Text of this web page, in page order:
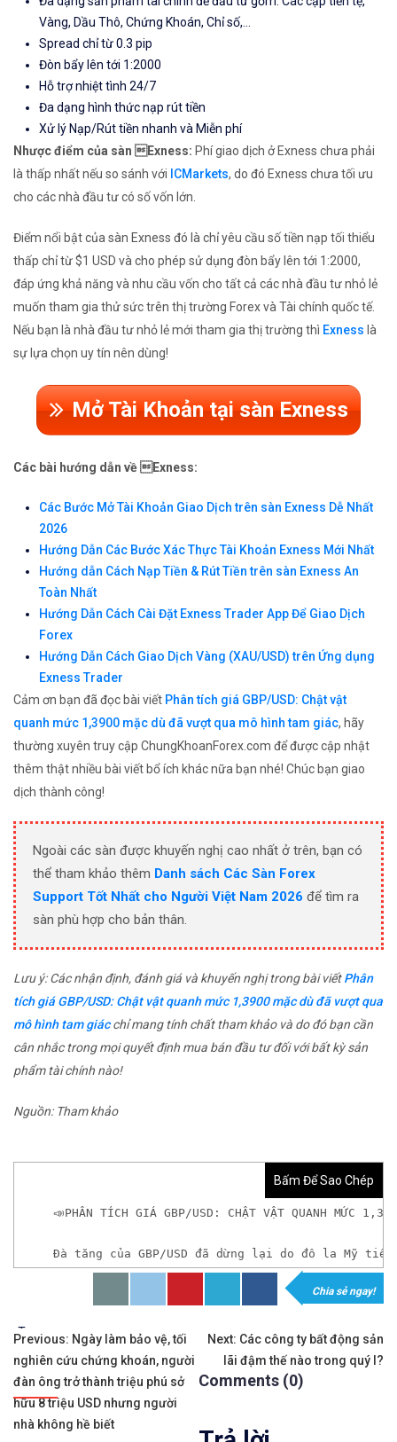
Vàng, Dầu Thô, Chứng Khoán, Chỉ số,...
Spread chỉ từ 0.3 pip
Đòn bẩy lên tới 1:2000
Hỗ trợ nhiệt tình 24/7
Đa dạng hình thức nạp rút tiền
Xử lý Nạp/Rút tiền nhanh và Miễn phí
Nhược điểm của sàn Exness: Phí giao dịch ở Exness chưa phải
là thấp nhất nếu so sánh với ICMarkets, do đó Exness chưa tối ưu
cho các nhà đầu tư có số vốn lớn.
Điểm nổi bật của sàn Exness đó là chỉ yêu cầu số tiền nạp tối thiểu
thấp chỉ từ $1 USD và cho phép sử dụng đòn bẩy lên tới 1:2000,
đáp ứng khả năng và nhu cầu vốn cho tất cả các nhà đầu tư nhỏ lẻ
muốn tham gia thử sức trên thị trường Forex và Tài chính quốc tế.
Nếu bạn là nhà đầu tư nhỏ lẻ mới tham gia thị trường thì Exness là
sự lựa chọn uy tín nên dùng!
Mở Tài Khoản tại sàn Exness
Các bài hướng dẫn về Exness:
Các Bước Mở Tài Khoản Giao Dịch trên sàn Exness Dễ Nhất
2026
Hướng Dẫn Các Bước Xác Thực Tài Khoản Exness Mới Nhất
Hướng dẫn Cách Nạp Tiền & Rút Tiền trên sàn Exness An
Toàn Nhất
Hướng Dẫn Cách Cài Đặt Exness Trader App Để Giao Dịch
Forex
Hướng Dẫn Cách Giao Dịch Vàng (XAU/USD) trên Ứng dụng
Exness Trader
Cảm ơn bạn đã đọc bài viết Phân tích giá GBP/USD: Chật vật
quanh mức 1,3900 mặc dù đã vượt qua mô hình tam giác, hãy
thường xuyên truy cập ChungKhoanForex.com để được cập nhật
thêm thật nhiều bài viết bổ ích khác nữa bạn nhé! Chúc bạn giao
dịch thành công!
Ngoài các sàn được khuyến nghị cao nhất ở trên, bạn có
thể tham khảo thêm Danh sách Các Sàn Forex
Support Tốt Nhất cho Người Việt Nam 2026 để tìm ra
sàn phù hợp cho bản thân.
Lưu ý: Các nhận định, đánh giá và khuyến nghị trong bài viếtPhân
tích giá GBP/USD: Chật vật quanh mức 1,3900 mặc dù đã vượt qua
mô hình tam giácchỉ mang tính chất tham khảo và do đó bạn cần
cân nhắc trong mọi quyết định mua bán đầu tư đối với bất kỳ sản
phẩm tài chính nào!
Nguồn: Tham khảo
Bấm Để Sao Chép
📣PHÂN TÍCH GIÁ GBP/USD: CHẬT VẬT QUANH MỨC
Đà tăng của GBP/USD đã dừng lại do đô la Mỹ
𝘟𝘦𝘮 𝘤𝘩𝘪 𝘵𝘪ế𝘵: https://chungkhoanforex.com/phan-
✨🏆𝐗𝐨á 𝐛ỏ 𝐥𝐨 𝐥ắ𝐧𝐠 𝐤𝐡𝐢 𝐭𝐡𝐚𝐦 𝐠𝐢𝐚 𝐭𝐡ị 𝐭𝐫ườ𝐧𝐠 𝐭à𝐢 𝐜𝐡í𝐧𝐡
✅𝘔ở 𝘵à𝘪 𝘬𝘩𝘰ả𝘯 𝘵𝘳ê𝘯 𝘴à𝘯 𝘌𝘹𝘯𝘦𝘴𝘴 𝘜𝘺 𝘛í𝘯 𝘷à 𝘱𝘩ù
✅𝘔ở 𝘵à𝘪 𝘬𝘩𝘰ả𝘯 𝘵𝘳ê𝘯 𝘴à𝘯 𝘐𝘊𝘔𝘢𝘳𝘬𝘦𝘵𝘴 𝘯ổ𝘪 𝘵𝘪ế𝘯𝘨
Chia sẻ ngay!
Tags:
Điều
hướng
bài
Previous: Ngày làm bảo vệ, tối
nghiên cứu chứng khoán, người
đàn ông trở thành triệu phú sở
hữu 8 triệu USD nhưng người
nhà không hề biết
Next: Các công ty bất động sản
lãi đậm thế nào trong quý I?
Comments (0)